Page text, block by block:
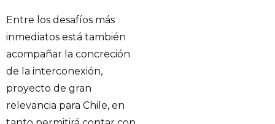
Entre los desafíos más
inmediatos está también
acompañar la concreción
de la interconexión,
proyecto de gran
relevancia para Chile, en